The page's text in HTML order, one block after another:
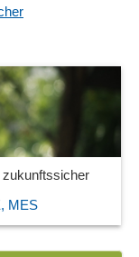
zukunftssicher
MES